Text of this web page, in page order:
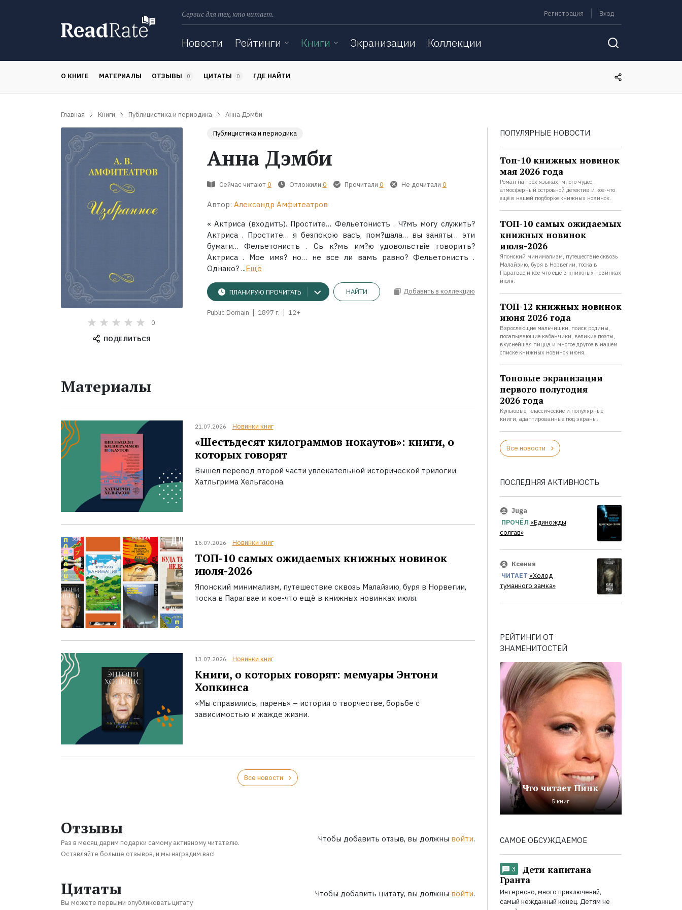
Сервис для тех, кто читает. Регистрация Вход
Новости Рейтинги Книги Экранизации Коллекции
О КНИГЕ МАТЕРИАЛЫ ОТЗЫВЫ 0 ЦИТАТЫ 0 ГДЕ НАЙТИ
Главная Книги Публицистика и периодика Анна Дэмби
0
ПОДЕЛИТЬСЯ
Публицистика и периодика
Анна Дэмби
Сейчас читают 0 Отложили 0 Прочитали 0 Не дочитали 0
Автор: Александр Амфитеатров
« Актриса (входитъ). Простите… Фельетонистъ . Ч?мъ могу служить?
Актриса . Простите… я безпокою васъ, пом?шала… вы заняты… эти
бумаги… Фелъетонистъ . Съ к?мъ им?ю удовольствіе говоритъ?
Актриса . Мое имя? но… не все ли вамъ равно? Фельетонистъ .
Однако? ...Ещё
ПЛАНИРУЮ ПРОЧИТАТЬ НАЙТИ Добавить в коллекцию
Public Domain 1897 г. 12+
Материалы
21.07.2026 Новинки книг
«Шестьдесят килограммов нокаутов»: книги, о
которых говорят
Вышел перевод второй части увлекательной исторической трилогии
Хатльгрима Хельгасона.
16.07.2026 Новинки книг
ТОП-10 самых ожидаемых книжных новинок
июля-2026
Японский минимализм, путешествие сквозь Малайзию, буря в Норвегии,
тоска в Парагвае и кое-что ещё в книжных новинках июля.
13.07.2026 Новинки книг
Книги, о которых говорят: мемуары Энтони
Хопкинса
«Мы справились, парень» – история о творчестве, борьбе с
зависимостью и жажде жизни.
Все новости
Отзывы
Раз в месяц дарим подарки самому активному читателю.
Оставляйте больше отзывов, и мы наградим вас!
Чтобы добавить отзыв, вы должны войти.
Цитаты
Вы можете первыми опубликовать цитату
Чтобы добавить цитату, вы должны войти.
ПОПУЛЯРНЫЕ НОВОСТИ
Топ-10 книжных новинок
мая 2026 года
Роман на трёх языках, много чудес,
атмосферный островной детектив и кое-что
ещё в нашей подборке книжных новинок.
ТОП-10 самых ожидаемых
книжных новинок
июля-2026
Японский минимализм, путешествие сквозь
Малайзию, буря в Норвегии, тоска в
Парагвае и кое-что ещё в книжных новинках
июля.
ТОП-12 книжных новинок
июня 2026 года
Взрослеющие мальчишки, поиск родины,
посапывающие кабанчики, великие поэты,
вкуснейшая пицца и многое другое в нашем
списке книжных новинок июня.
Топовые экранизации
первого полугодия
2026 года
Культовые, классические и популярные
книги, адаптированные под экраны.
Все новости
ПОСЛЕДНЯЯ АКТИВНОСТЬ
Juga
ПРОЧЁЛ «Единожды
солгав»
Ксения
ЧИТАЕТ «Холод
туманного замка»
РЕЙТИНГИ ОТ
ЗНАМЕНИТОСТЕЙ
Что читает Пинк
5 книг
САМОЕ ОБСУЖДАЕМОЕ
3
Дети капитана
Гранта
Интересно, много приключений,
самый нежданный конец. Детям не